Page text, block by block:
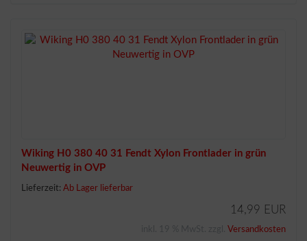
Wiking H0 380 40 31 Fendt Xylon Frontlader in grün
Neuwertig in OVP
Lieferzeit: Ab Lager lieferbar
14,99 EUR
Versandkosten